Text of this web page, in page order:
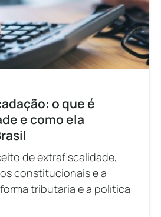
o que é
e como ela
de extrafiscalidade,
constitucionais e a
tributária e a política